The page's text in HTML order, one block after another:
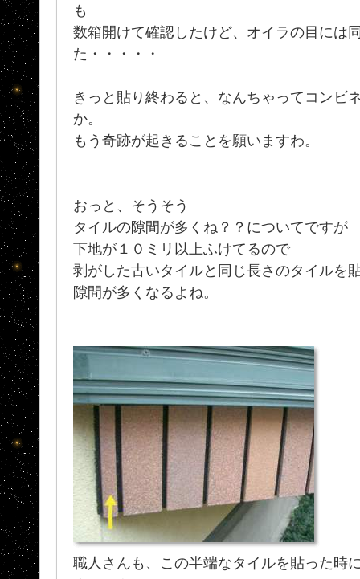
も
数箱開けて確認したけど、オイラの目には
た・・・・・
きっと貼り終わると、なんちゃってコンビ
か。
もう奇跡が起きることを願いますわ。
おっと、そうそう
タイルの隙間が多くね？？についてですが
下地が１０ミリ以上ふけてるので
剥がした古いタイルと同じ長さのタイルを
隙間が多くなるよね。
職人さんも、この半端なタイルを貼った時